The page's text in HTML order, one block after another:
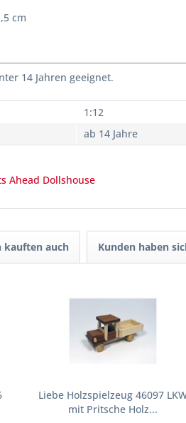
cm
14 Jahren geeignet.
1:12
ab 14 Jahre
Ahead Dollshouse
kauften auch Kunden haben
Liebe Holzspielzeug 46097
mit Pritsche Holz...